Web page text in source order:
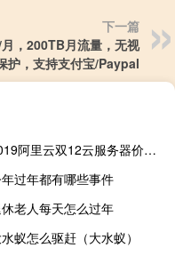
下一篇
，200TB月流量，无视
护，支持支付宝/Paypal
2019阿里云双12云服务器价格表选购攻略1年仅89元，3年仅229元
过年都有哪些事件
老人每天怎么过年
蚁怎么驱赶（大水蚁）